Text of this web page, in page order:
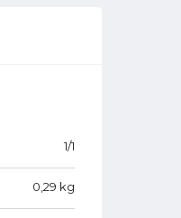
1/1
0,29 kg